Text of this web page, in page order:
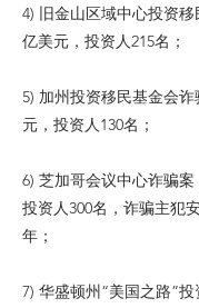
4) 旧金山区域中心投资
亿美元，投资人215名；
5) 加州投资移民基金会
元，投资人130名；
6) 芝加哥会议中心诈骗案
投资人300名，诈骗主犯
年；
7) 华盛顿州“美国之路”